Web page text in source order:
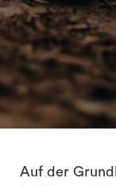
Auf der